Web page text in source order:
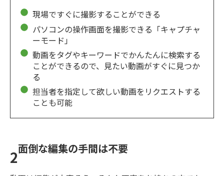
現場ですぐに撮影することができる
パソコンの操作画面を撮影できる「キャプチャ
ーモード」
動画をタグやキーワードでかんたんに検索する
ことができるので、見たい動画がすぐに見つか
る
担当者を指定して欲しい動画をリクエストする
ことも可能
2面倒な編集の手間は不要